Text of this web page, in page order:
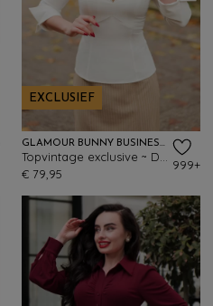
EXCLUSIEF
GLAMOUR BUNNY BUSINESS BABE
€ 79,95
999+